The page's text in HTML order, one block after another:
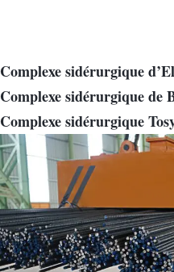
Complexe sidérurgique
Complexe sidérurgique de
Complexe sidérurgique